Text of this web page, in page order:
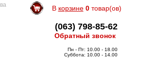
В корзине 0товар(ов)
(063) 798-85-62
Обратный звонок
Пн - Пт: 10.00 - 18.00
Суббота: 10.00 - 14.00